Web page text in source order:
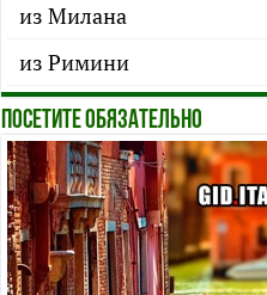
из Милана
из Римини
ПОСЕТИТЕ ОБЯЗАТЕЛЬНО